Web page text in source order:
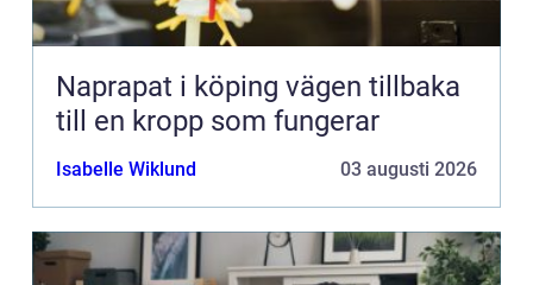
Naprapat i köping vägen tillbaka
till en kropp som fungerar
Isabelle Wiklund 03 augusti 2026